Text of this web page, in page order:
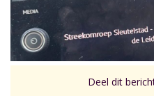
Deel dit